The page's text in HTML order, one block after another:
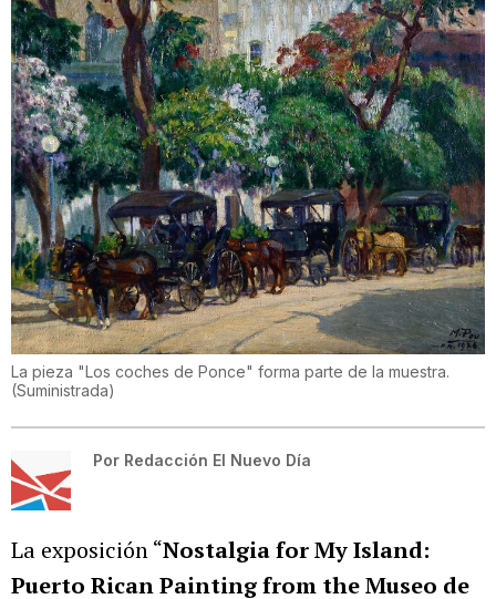
La pieza "Los coches de Ponce" forma parte de la muestra.
(Suministrada)
Por Redacción El Nuevo Día
La exposición “Nostalgia for My Island:
Puerto Rican Painting from the Museo de